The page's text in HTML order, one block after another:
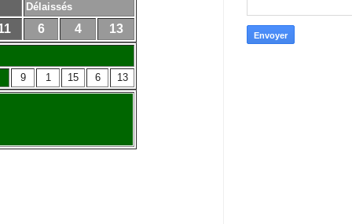
Délaissés
6 4 13
9 1 15 6 13